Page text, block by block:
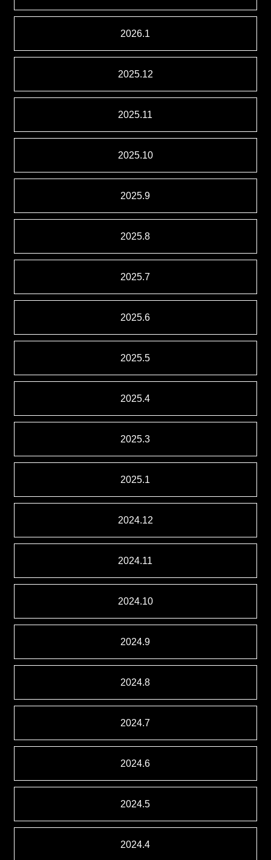
2026.1
2025.12
2025.11
2025.10
2025.9
2025.8
2025.7
2025.6
2025.5
2025.4
2025.3
2025.1
2024.12
2024.11
2024.10
2024.9
2024.8
2024.7
2024.6
2024.5
2024.4